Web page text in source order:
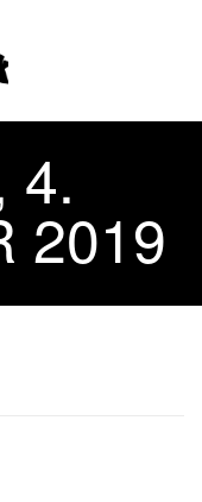
4.
2019